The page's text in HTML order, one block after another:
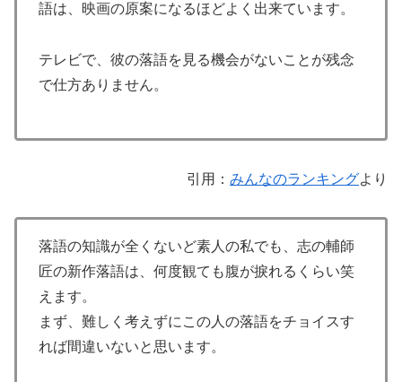
語は、映画の原案になるほどよく出来ています。
テレビで、彼の落語を見る機会がないことが残念
で仕方ありません。
引用： みんなのランキングより
落語の知識が全くないど素人の私でも、志の輔師
匠の新作落語は、何度観ても腹が捩れるくらい笑
えます。
まず、難しく考えずにこの人の落語をチョイスす
れば間違いないと思います。